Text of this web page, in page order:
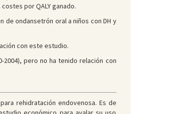
por QALY ganado.
ondansetrón oral a niños con DH y
con este estudio.
pero no ha tenido relación con
rehidratación endovenosa. Es de